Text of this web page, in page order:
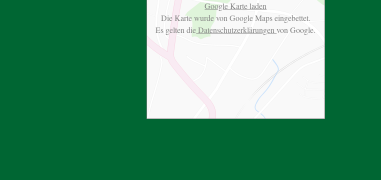
Google Karte laden
Die Karte wurde von Google Maps eingebettet.
Es gelten dieDatenschutzerklärungenvon Google.